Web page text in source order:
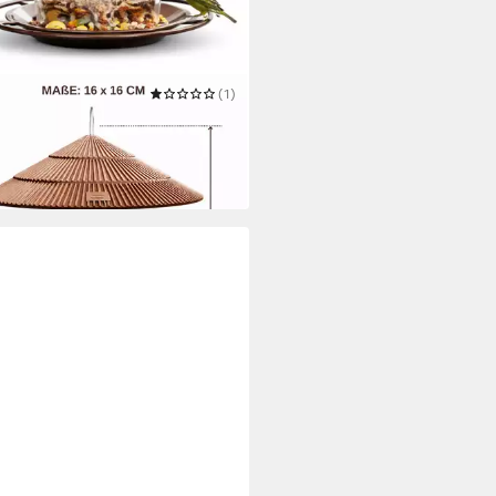
Vogelfutterspender
mit Dach 16 x 16 cm
(1)
Werktagen bei dir